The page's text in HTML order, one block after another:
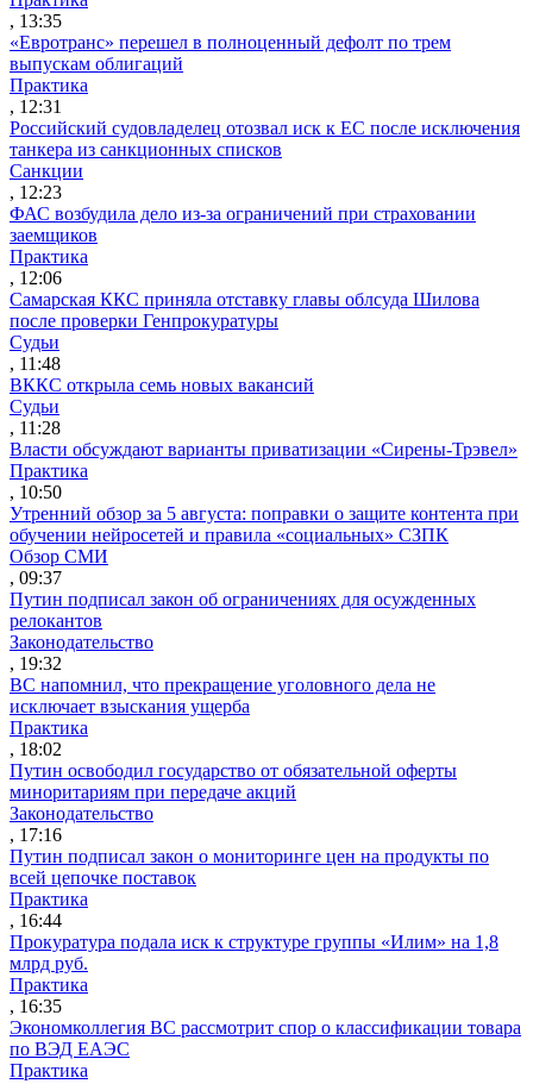
, 13:35
«Евротранс» перешел в полноценный дефолт по трем
выпускам облигаций
Практика
, 12:31
Российский судовладелец отозвал иск к ЕС после исключения
танкера из санкционных списков
Санкции
, 12:23
ФАС возбудила дело из-за ограничений при страховании
заемщиков
Практика
, 12:06
Самарская ККС приняла отставку главы облсуда Шилова
после проверки Генпрокуратуры
Судьи
, 11:48
ВККС открыла семь новых вакансий
Судьи
, 11:28
Власти обсуждают варианты приватизации «Сирены-Трэвел»
Практика
, 10:50
Утренний обзор за 5 августа: поправки о защите контента при
обучении нейросетей и правила «социальных» СЗПК
Обзор СМИ
, 09:37
Путин подписал закон об ограничениях для осужденных
релокантов
Законодательство
, 19:32
ВС напомнил, что прекращение уголовного дела не
исключает взыскания ущерба
Практика
, 18:02
Путин освободил государство от обязательной оферты
миноритариям при передаче акций
Законодательство
, 17:16
Путин подписал закон о мониторинге цен на продукты по
всей цепочке поставок
Практика
, 16:44
Прокуратура подала иск к структуре группы «Илим» на 1,8
млрд руб.
Практика
, 16:35
Экономколлегия ВС рассмотрит спор о классификации товара
по ВЭД ЕАЭС
Практика